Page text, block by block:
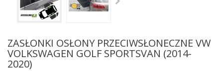
ZASŁONKI OSŁONY PRZECIWSŁONECZNE VW
VOLKSWAGEN GOLF SPORTSVAN (2014-
2020)